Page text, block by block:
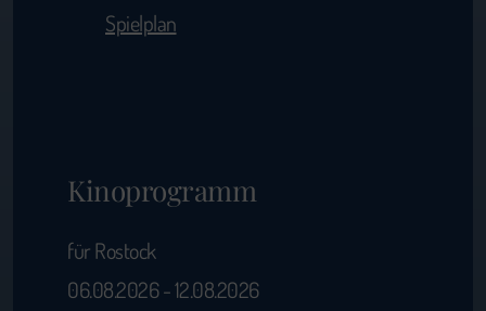
Spielplan
Kinoprogramm
für Rostock
06.08.2026 - 12.08.2026